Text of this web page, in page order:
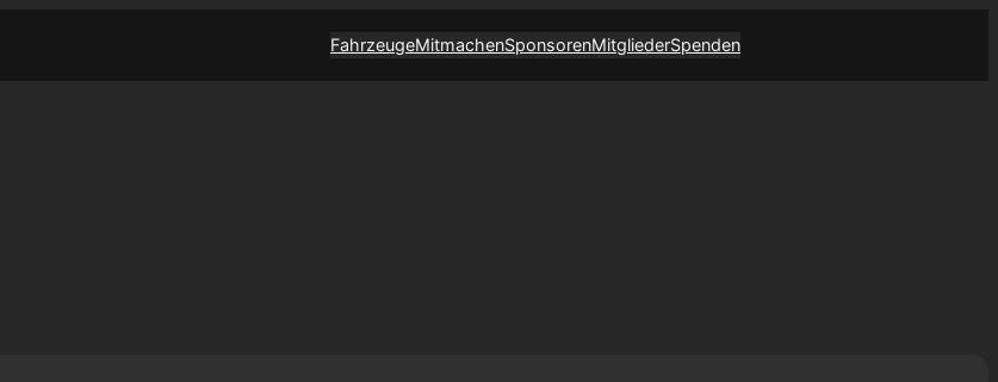
FahrzeugeMitmachenSponsorenMitgliederSpenden